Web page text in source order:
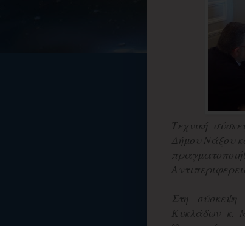
Τεχνική
Δήμου Νάξου
Στη
Κυκλάδων κ.